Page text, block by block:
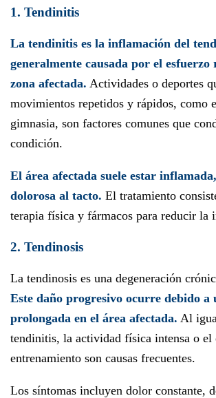
1. Tendinitis
La tendinitis es la inflamación del
generalmente causada por el
zona afectada. Actividades o deportes
movimientos repetidos y rápidos, como
gimnasia, son factores comunes que
condición.
El área afectada suele estar
dolorosa al tacto. El tratamiento
terapia física y fármacos para reducir la
2. Tendinosis
La tendinosis es una degeneración
Este daño progresivo ocurre debido a
prolongada en el área afectada. Al
tendinitis, la actividad física intensa o el
entrenamiento son causas frecuentes.
Los síntomas incluyen dolor constante,